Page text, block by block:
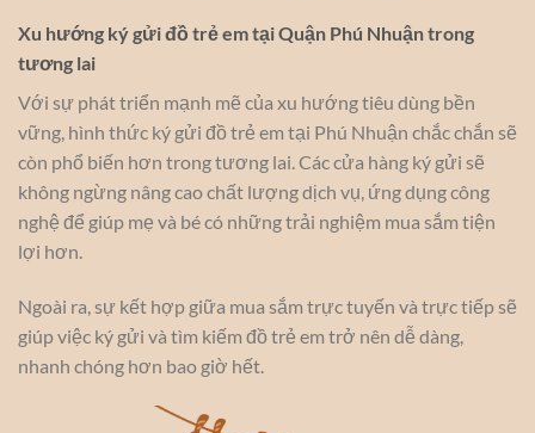
Xu hướng ký gửi đồ trẻ em tại Quận Phú Nhuận trong
tương lai
Với sự phát triển mạnh mẽ của xu hướng tiêu dùng bền
vững, hình thức ký gửi đồ trẻ em tại Phú Nhuận chắc chắn sẽ
còn phổ biến hơn trong tương lai. Các cửa hàng ký gửi sẽ
không ngừng nâng cao chất lượng dịch vụ, ứng dụng công
nghệ để giúp mẹ và bé có những trải nghiệm mua sắm tiện
lợi hơn.
Ngoài ra, sự kết hợp giữa mua sắm trực tuyến và trực tiếp sẽ
giúp việc ký gửi và tìm kiếm đồ trẻ em trở nên dễ dàng,
nhanh chóng hơn bao giờ hết.